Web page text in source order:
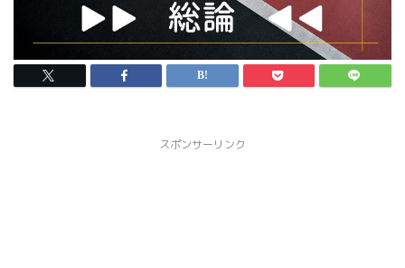
スポンサーリンク